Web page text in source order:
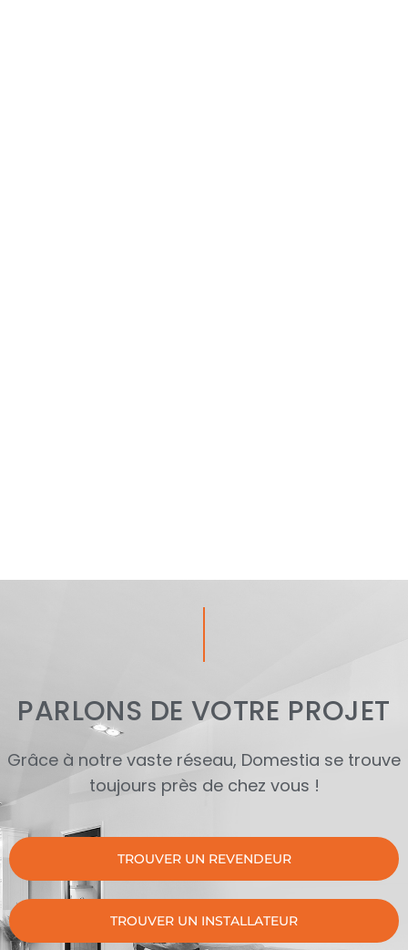
PARLONS DE VOTRE PROJET
Grâce à notre vaste réseau, Domestia se trouve
toujours près de chez vous !
TROUVER UN REVENDEUR
TROUVER UN INSTALLATEUR